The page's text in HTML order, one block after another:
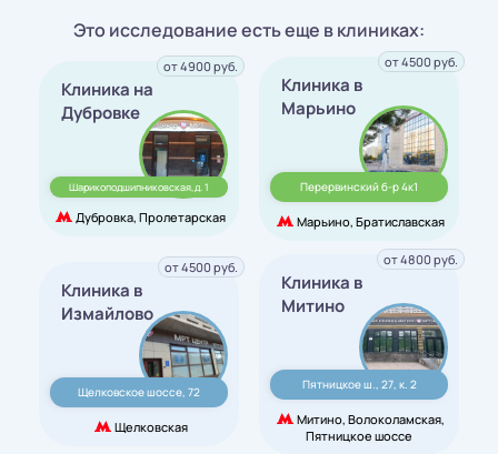
Это исследование есть еще в клиниках:
Клиника на
Дубровке
Шарикоподшипниковская,д. 1
Дубровка, Пролетарская
от 4900 руб.
Клиника в
Марьино
Перервинский б-р 4к1
Марьино, Братиславская
от 4500 руб.
Клиника в
Измайлово
Щелковское шоссе, 72
Щелковская
от 4500 руб.
Клиника в
Митино
Пятницкое ш., 27, к. 2
Митино, Волоколамская,
Пятницкое шоссе
от 4800 руб.